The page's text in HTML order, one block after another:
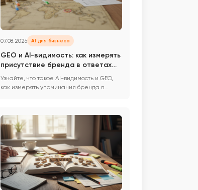
07.08.2026 AI для бизнеса
GEO и AI-видимость: как измерять
присутствие бренда в ответах
нейросетей
Узнайте, что такое AI-видимость и GEO,
как измерять упоминания бренда в